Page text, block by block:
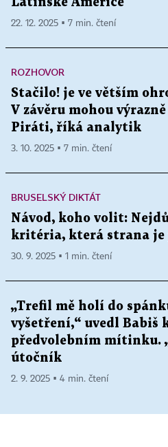
Latinské Americe
22. 12. 2025 ▪ 7 min. čtení
ROZHOVOR
Stačilo! je ve větším
V závěru mohou
Piráti, říká analytik
3. 10. 2025 ▪ 7 min. čtení
BRUSELSKÝ DIKTÁT
Návod, koho volit:
kritéria, která strana
30. 9. 2025 ▪ 1 min. čtení
„Trefil mě holí do
vyšetření,“ uvedl Babiš
předvolebním mítinku.
útočník
2. 9. 2025 ▪ 4 min. čtení